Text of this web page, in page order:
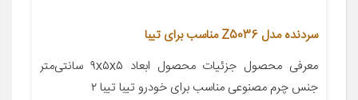
سردنده مدل Z5036 مناسب برای تیبا
معرفی محصول جزئیات محصول ابعاد ۹x۵x۵ سانتی‌متر
جنس چرم مصنوعی مناسب برای خودرو تیبا تیبا ۲